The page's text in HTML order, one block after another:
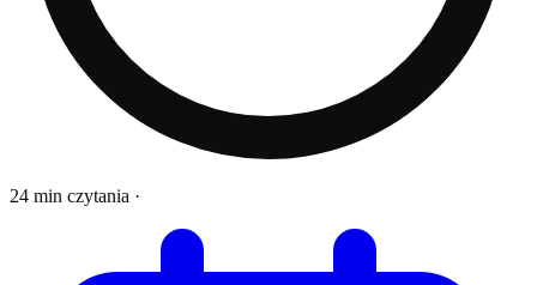
24 min czytania ·